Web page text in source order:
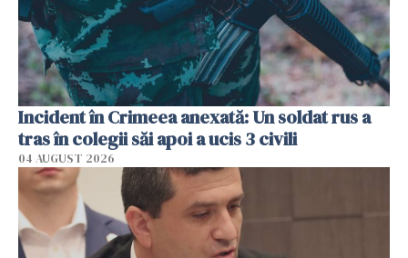
Incident în Crimeea anexată: Un soldat rus a
tras în colegii săi apoi a ucis 3 civili
04 AUGUST 2026